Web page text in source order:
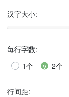
汉字大小:
每行字数:
1个
2个
行间距: